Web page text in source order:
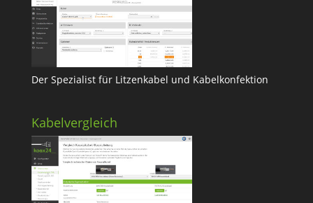
Der Spezialist für Litzenkabel und Kabelkonfektion
Kabelvergleich